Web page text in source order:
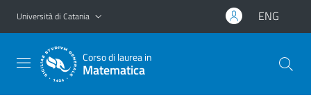
Vai al contenuto principale
Vai al menu di navigazione
Università di Catania ENG
Corso di laurea in
Matematica